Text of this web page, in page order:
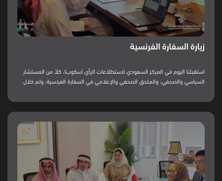
زيارة السفارة الفرنسية
استقبلنا اليوم في المركز السعودي لاستطلاعات الرأي (سكوب)، كلاً من المستشار
السياسي والصحفي، والملحق الصحفي والإعلامي في السفارة الفرنسية، وتم خلال
المركز.